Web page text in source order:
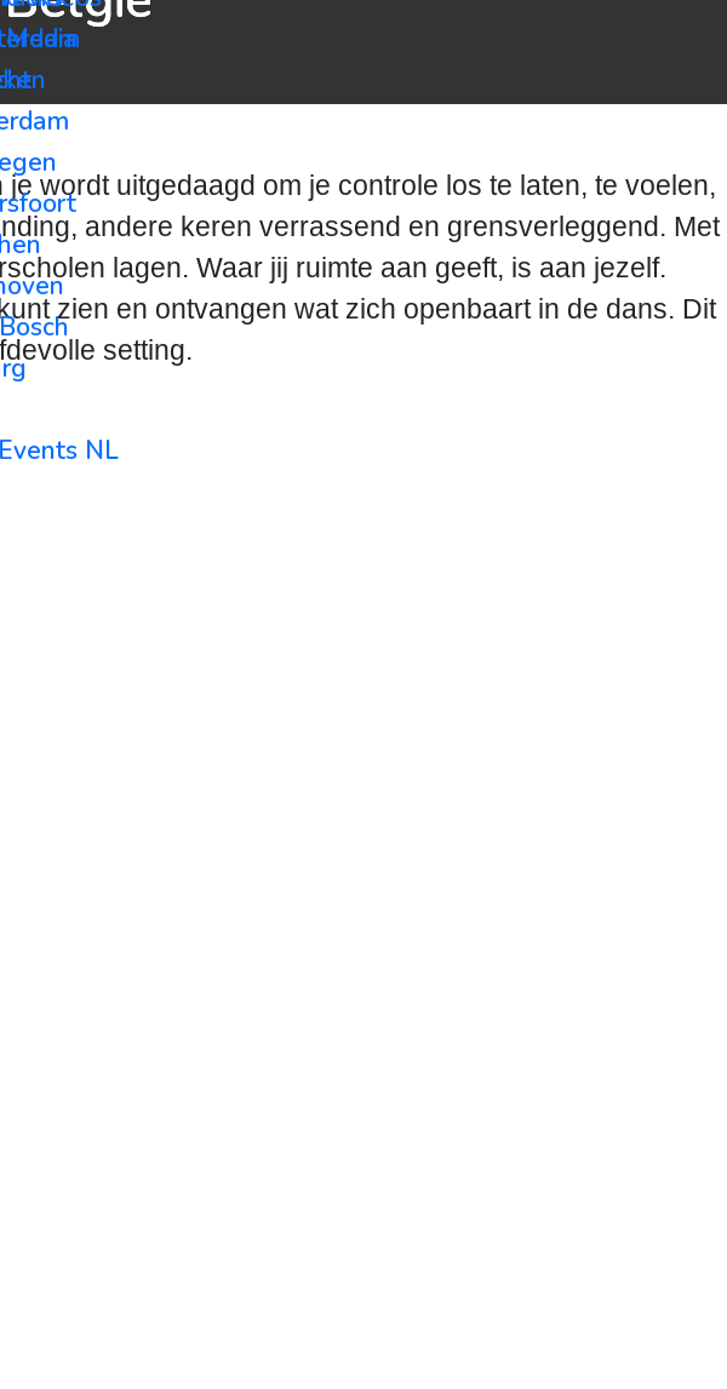
NL
wordt uitgedaagd om je controle los te laten, te voelen,
andere keren verrassend en grensverleggend. Met
lagen. Waar jij ruimte aan geeft, is aan jezelf.
zien en ontvangen wat zich openbaart in de dans. Dit
setting.